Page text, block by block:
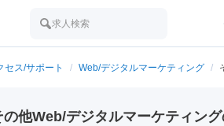
求人検索
セス/サポート / Web/デジタルマーケティング /
他Web/デジタルマーケティン